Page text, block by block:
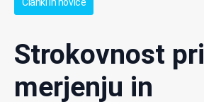
Članki in novice
Strokovnost pri
merjenju in